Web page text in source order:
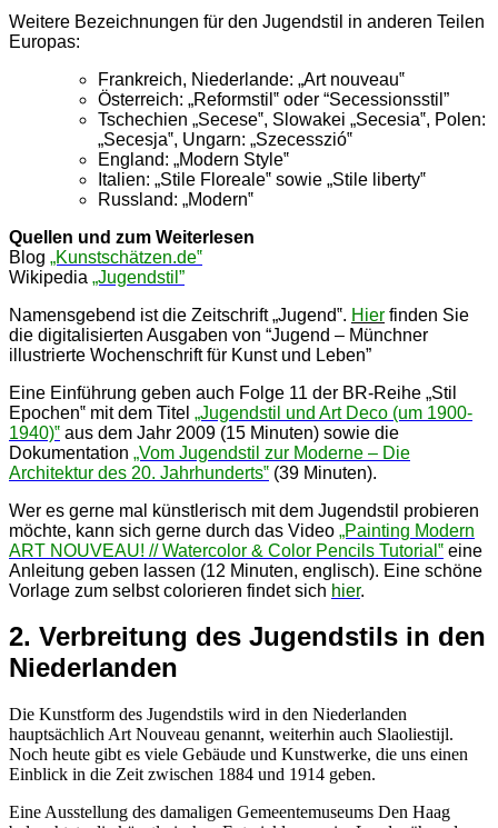
Weitere Bezeichnungen für den Jugendstil in anderen Teilen
Europas:
Frankreich, Niederlande: „Art nouveau‟
Österreich: „Reformstil‟ oder “Secessionsstil”
Tschechien „Secese‟, Slowakei „Secesia‟, Polen:
„Secesja‟, Ungarn: „Szecesszió‟
England: „Modern Style‟
Italien: „Stile Floreale‟ sowie „Stile liberty‟
Russland: „Modern‟
Quellen und zum Weiterlesen
Blog „Kunstschätzen.de‟
Wikipedia „Jugendstil”
Namensgebend ist die Zeitschrift „Jugend‟. Hier finden Sie
die digitalisierten Ausgaben von “Jugend – Münchner
illustrierte Wochenschrift für Kunst und Leben”
Eine Einführung geben auch Folge 11 der BR-Reihe „Stil
Epochen‟ mit dem Titel „Jugendstil und Art Deco (um 1900-
1940)‟ aus dem Jahr 2009 (15 Minuten) sowie die
Dokumentation „Vom Jugendstil zur Moderne – Die
Architektur des 20. Jahrhunderts‟ (39 Minuten).
Wer es gerne mal künstlerisch mit dem Jugendstil probieren
möchte, kann sich gerne durch das Video „Painting Modern
ART NOUVEAU! // Watercolor & Color Pencils Tutorial‟ eine
Anleitung geben lassen (12 Minuten, englisch). Eine schöne
Vorlage zum selbst colorieren findet sich hier.
2. Verbreitung des Jugendstils in den
Niederlanden
Die Kunstform des Jugendstils wird in den Niederlanden
hauptsächlich Art Nouveau genannt, weiterhin auch Slaoliestijl.
Noch heute gibt es viele Gebäude und Kunstwerke, die uns einen
Einblick in die Zeit zwischen 1884 und 1914 geben.
Eine Ausstellung des damaligen Gemeentemuseums Den Haag